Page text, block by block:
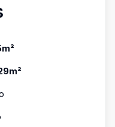
m²
m²